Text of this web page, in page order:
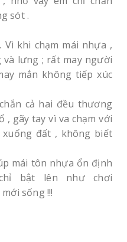
sót .
khi chạm mái nhựa ,
và lưng ; rất may người
mắn không tiếp xúc
cả hai đều thương
, gãy tay vì va chạm với
đất , không biết
mái tôn nhựa ổn định
bật lên như chơi
sống !!!